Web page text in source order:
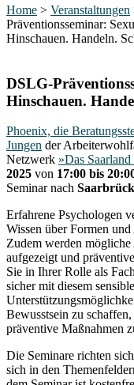
Home > Veranstaltungen
Präventionsseminar:
Hinschauen. Handeln.
DSLG-
Hinschauen.
Phoenix, die
Jungen der
Netzwerk »Das
2025 von 17:00 bis
Seminar nach
Erfahrene Psychologen
Wissen über Formen
Zudem werden
aufgezeigt und
Sie in Ihrer Rolle als
sicher mit diesem
Bewusstsein zu
präventive Maßnahmen
Die Seminare richten
sich in den